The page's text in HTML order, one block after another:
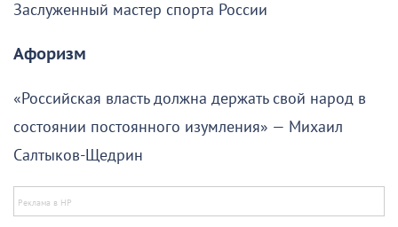
Заслуженный мастер спорта России
Афоризм
«Российская власть должна держать свой народ в
состоянии постоянного изумления» — Михаил
Салтыков-Щедрин